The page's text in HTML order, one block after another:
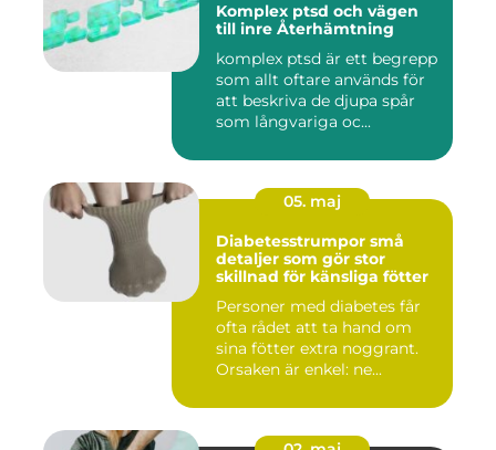
Komplex ptsd och vägen
till inre Återhämtning
komplex ptsd är ett begrepp
som allt oftare används för
att beskriva de djupa spår
som långvariga oc...
05. maj
Diabetesstrumpor små
detaljer som gör stor
skillnad för känsliga fötter
Personer med diabetes får
ofta rådet att ta hand om
sina fötter extra noggrant.
Orsaken är enkel: ne...